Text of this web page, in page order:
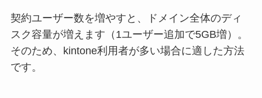
契約ユーザー数を増やすと、ドメイン全体のディ
スク容量が増えます（1ユーザー追加で5GB増）。
そのため、kintone利用者が多い場合に適した方法
です。